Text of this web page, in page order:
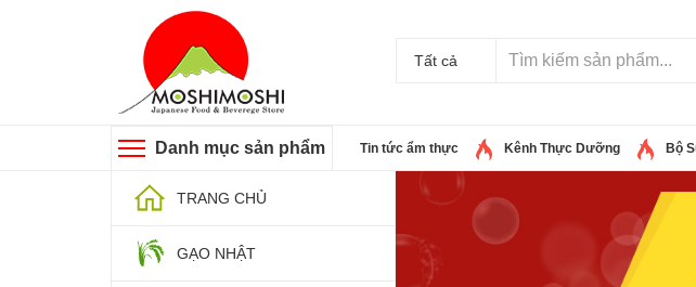
Tất cả
Danh mục sản phẩm Tin tức ẩm thực Kênh Thực Dưỡng Bộ
TRANG CHỦ
GẠO NHẬT